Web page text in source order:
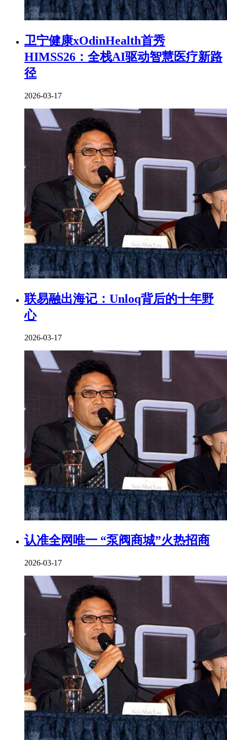
卫宁健康xOdinHealth首秀
HIMSS26：全栈AI驱动智慧医疗新路
径
2026-03-17
联易融出海记：Unloq背后的十年野
心
2026-03-17
认准全网唯一 “泵阀商城”火热招商
2026-03-17